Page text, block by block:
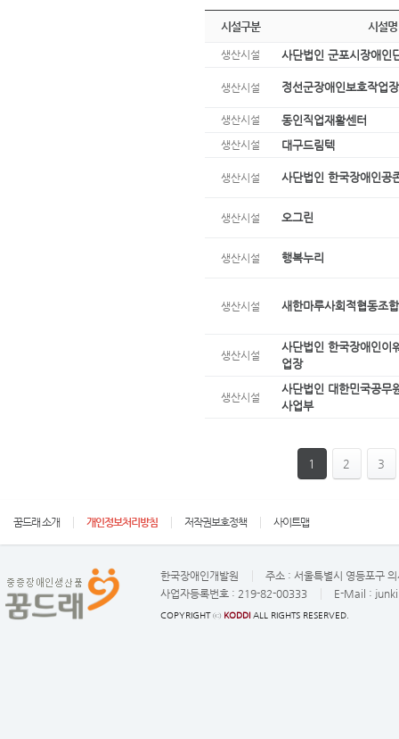
시설구분 시설명
생산시설 사단법인 군포시장애인
생산시설 정선군장애인보호작업장
생산시설 동인직업재활센터
생산시설 대구드림텍
생산시설 사단법인 한국장애인공
생산시설 오그린
생산시설 행복누리
생산시설 새한마루사회적협동조
생산시설
사단법인 한국장애인이
업장
생산시설
사단법인 대한민국공무
사업부
1 2 3
꿈드래 소개 개인정보처리방침 저작권보호정책 사이트맵
한국장애인개발원 주소 : 서울특별시 영등포구
사업자등록번호 : 219-82-00333 E-Mail :
COPYRIGHT ⓒ KODDI ALL RIGHTS RESERVED.